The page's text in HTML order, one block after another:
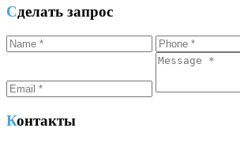
Сделать запрос
Контакты